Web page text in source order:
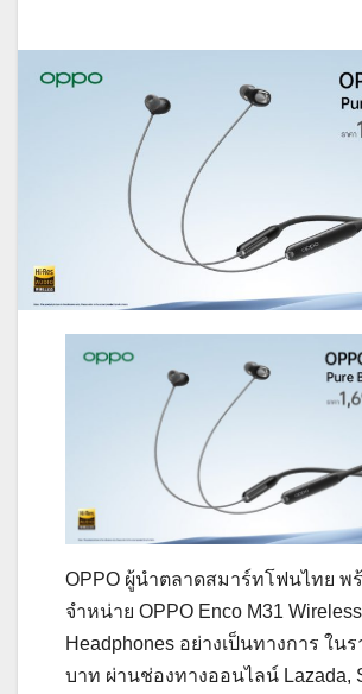
OPPO ผู้นำตลาดสมาร์ทโฟนไทย พ
จำหน่าย OPPO Enco M31 Wireless
Headphones อย่างเป็นทางการ ใน
บาท ผ่านช่องทางออนไลน์ Lazada,